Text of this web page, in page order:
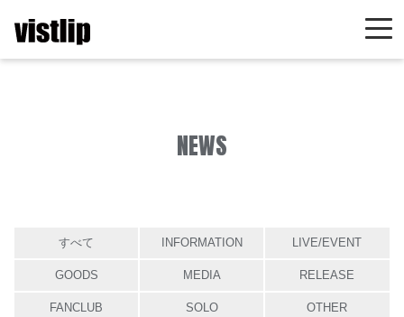
NEWS
すべて INFORMATION LIVE/EVENT
GOODS MEDIA RELEASE
FANCLUB SOLO OTHER